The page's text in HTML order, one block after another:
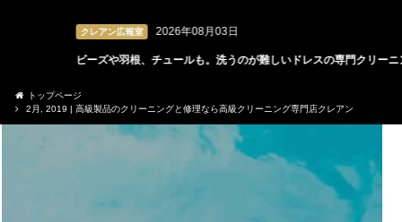
2026年08月03日
ビーズや羽根、チュールも。洗うのが難しいドレスの専門クリーニング
トップページ
2月, 2019 | 高級製品のクリーニングと修理なら高級クリーニング専門店クレアン